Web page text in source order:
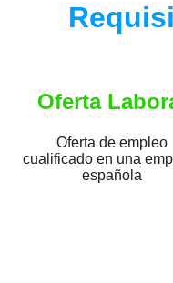
Oferta
Oferta de empleo
cualificado en una
española